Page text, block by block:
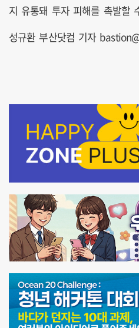
지 유통돼 투자 피해를 촉발할
성규환 부산닷컴 기자